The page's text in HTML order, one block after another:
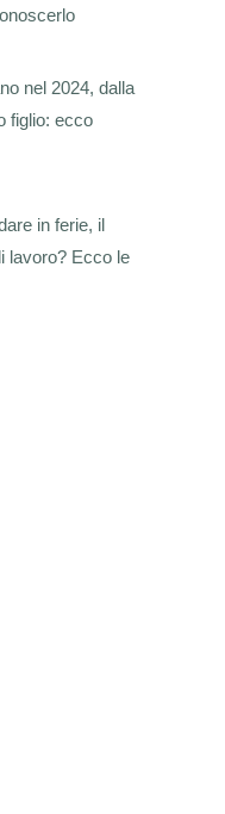
nel 2024, dalla
figlio: ecco
in ferie, il
lavoro? Ecco le